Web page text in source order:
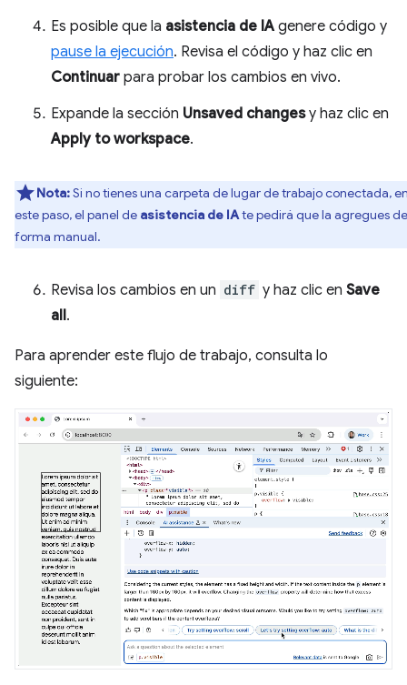
Es posible que la asistencia de IA genere código y
pause la ejecución. Revisa el código y haz clic en
Continuar para probar los cambios en vivo.
Expande la sección Unsaved changesy haz clic en
Apply to workspace.
Nota:Si no tienes una carpeta de lugar de trabajo conectada,
este paso, el panel de asistencia de IAte pedirá que la agregues de
forma manual.
Revisa los cambios en un diff y haz clic en Save
all.
Para aprender este flujo de trabajo, consulta lo
siguiente: